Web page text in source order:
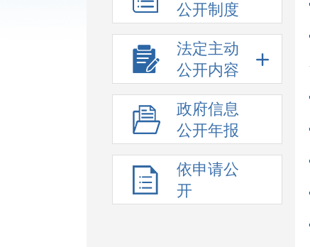
公开制度
法定主动
公开内容
政府信息
公开年报
依申请公
开